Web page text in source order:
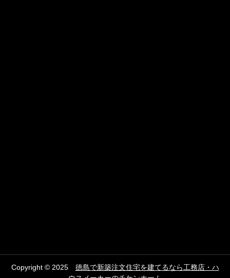
Copyright © 2025 徳島で新築注文住宅を建てるなら工務店・ハ